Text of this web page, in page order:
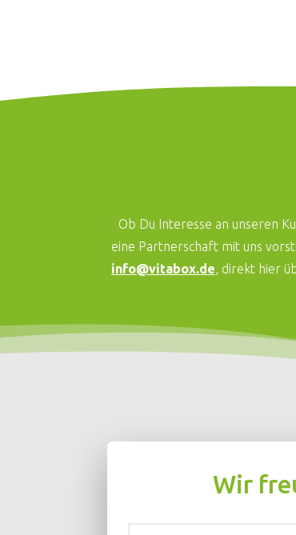
Ob Du Interesse an unseren
eine Partnerschaft mit uns
info@vitabox.de, direkt hier
Wir